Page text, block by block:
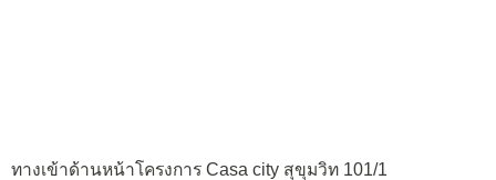
ทางเข้าด้านหน้าโครงการ Casa city สุขุมวิท 101/1